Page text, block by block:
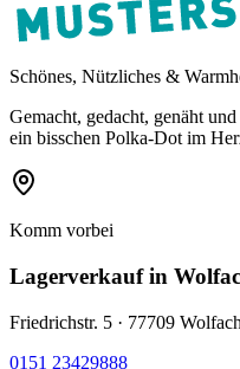
Schönes, Nützliches &
Gemacht, gedacht, genäht
ein bisschen Polka-Dot im
Komm vorbei
Lagerverkaufin
Friedrichstr. 5 · 77709 Wolfach
0151 23429888